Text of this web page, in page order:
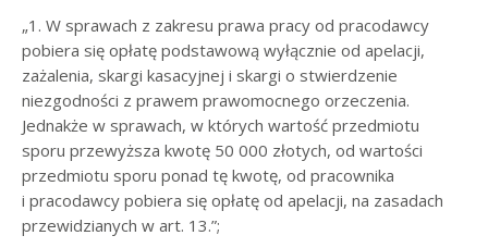
„1. W sprawach z zakresu prawa pracy od pracodawcy
pobiera się opłatę podstawową wyłącznie od apelacji,
zażalenia, skargi kasacyjnej i skargi o stwierdzenie
niezgodności z prawem prawomocnego orzeczenia.
Jednakże w sprawach, w których wartość przedmiotu
sporu przewyższa kwotę 50 000 złotych, od wartości
przedmiotu sporu ponad tę kwotę, od pracownika
i pracodawcy pobiera się opłatę od apelacji, na zasadach
przewidzianych w art. 13.”;